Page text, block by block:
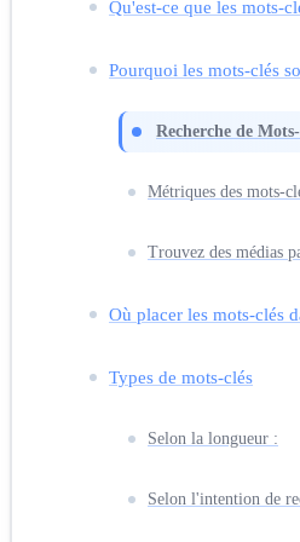
Qu'est-ce que les mots-
Pourquoi les mots-clés
Recherche de
Métriques des mots-
Trouvez des médias
Où placer les mots-clés
Types de mots-clés
Selon la longueur :
Selon l'intention de